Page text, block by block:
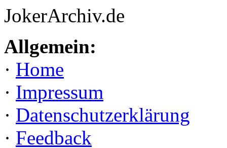
JokerArchiv.de
Allgemein:
· Home
· Impressum
· Datenschutzerklärung
· Feedback